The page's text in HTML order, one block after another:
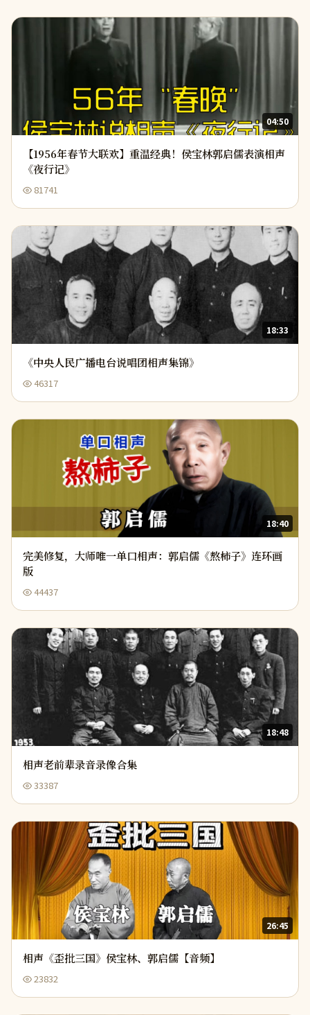
04:50
【1956年春节大联欢】重温经典！侯宝林郭启儒表演相声
《夜行记》
81741
18:33
《中央人民广播电台说唱团相声集锦》
46317
18:40
完美修复，大师唯一单口相声：郭启儒《熬柿子》连环画
版
44437
18:48
相声老前辈录音录像合集
33387
26:45
相声《歪批三国》侯宝林、郭启儒【音频】
23832